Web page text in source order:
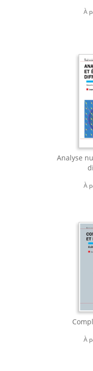
À
Analyse
À
À